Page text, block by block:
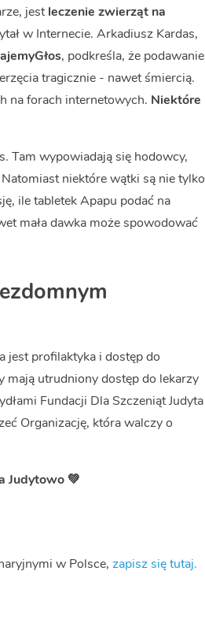
jestleczenie zwierząt na
w Internecie. Arkadiusz Kardas,
, podkreśla, że podawanie
tragicznie - nawet śmiercią.
na forach internetowych. Niektóre
Tam wypowiadają się hodowcy,
niektóre wątki są nie tylko
ile tabletek Apapu podać na
mała dawka może spowodować
jest profilaktyka i dostęp do
mają utrudniony dostęp do lekarzy
Fundacji Dla Szczeniąt Judyta
Organizację, która walczy o
Judytowo 💚
w Polsce, zapisz się tutaj.